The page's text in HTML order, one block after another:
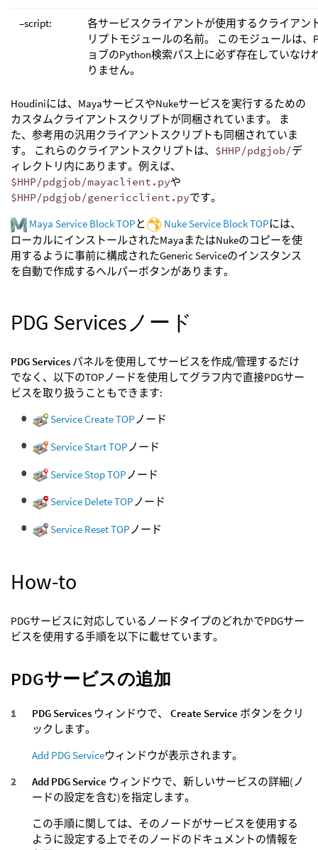
–script:
各サービスクライアントが使用するクライアン
リプトモジュールの名前。 このモジュールは、
ョブのPython検索パス上に必ず存在していなけ
りません。
Houdiniには、MayaサービスやNukeサービスを実行するための
カスタムクライアントスクリプトが同梱されています。 ま
た、参考用の汎用クライアントスクリプトも同梱されていま
す。 これらのクライアントスクリプトは、 $HHP/pdgjob/デ
ィレクトリ内にあります。例えば、
$HHP/pdgjob/mayaclient.pyや
$HHP/pdgjob/genericclient.pyです。
Maya Service Block TOPと Nuke Service Block TOPには、
ローカルにインストールされたMayaまたはNukeのコピーを使
用するように事前に構成されたGeneric Serviceのインスタンス
を自動で作成するヘルパーボタンがあります。
PDG Servicesノード
PDG Services パネルを使用してサービスを作成/管理するだけ
でなく、以下のTOPノードを使用してグラフ内で直接PDGサー
ビスを取り扱うこともできます:
Service Create TOPノード
Service Start TOPノード
Service Stop TOP ノード
Service Delete TOPノード
Service Reset TOPノード
How-to
PDGサービスに対応しているノードタイプのどれかでPDGサー
ビスを使用する手順を以下に載せています。
PDGサービスの追加
PDG Services ウィンドウで、 Create Service ボタンをクリ
ックします。
Add PDG Serviceウィンドウが表示されます。
Add PDG Service ウィンドウで、新しいサービスの詳細(ノ
ードの設定を含む)を指定します。
この手順に関しては、そのノードがサービスを使用する
ように設定する上でそのノードのドキュメントの情報を